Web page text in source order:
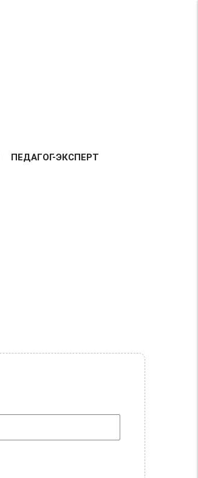
ПЕДАГОГ-ЭКСПЕРТ